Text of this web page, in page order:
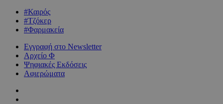
#Καιρός
#Τζόκερ
#Φαρμακεία
Εγγραφή στο Newsletter
Αρχείο Φ
Ψηφιακές Εκδόσεις
Αφιερώματα